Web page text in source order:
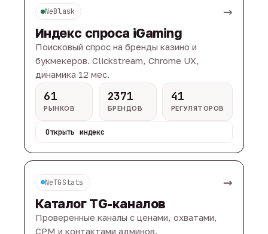
NeBlask →
Индекс спроса iGaming
Поисковый спрос на бренды казино и
букмекеров. Clickstream, Chrome UX,
динамика 12 мес.
61
РЫНКОВ
2371
БРЕНДОВ
41
РЕГУЛЯТОРОВ
Открыть индекс
NeTGStats →
Каталог TG-каналов
Проверенные каналы с ценами, охватами,
CPM и контактами админов.